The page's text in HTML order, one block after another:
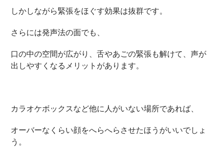
しかしながら緊張をほぐす効果は抜群です。
さらには発声法の面でも、
口の中の空間が広がり、舌やあごの緊張も解けて、声が
出しやすくなるメリットがあります。
カラオケボックスなど他に人がいない場所であれば、
オーバーなくらい顔をへらへらさせたほうがいいでしょ
う。